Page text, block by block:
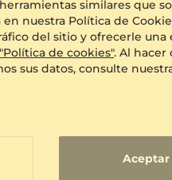
similares que
nuestra Política de
del sitio y ofrecerle
"Política de cookies". Al hacer
sus datos, consulte
Aceptar